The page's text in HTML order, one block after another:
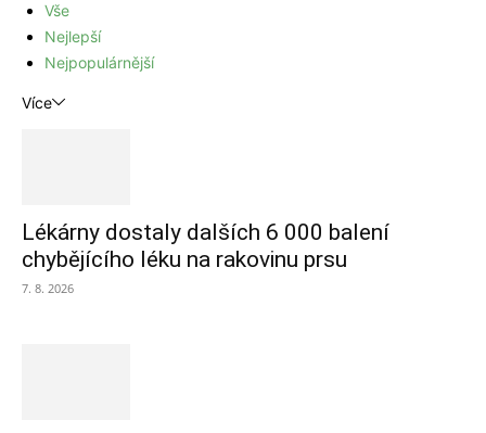
Vše
Nejlepší
Nejpopulárnější
Více
Lékárny dostaly dalších 6 000 balení
chybějícího léku na rakovinu prsu
7. 8. 2026